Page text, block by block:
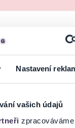
Nastavení
vašich údajů